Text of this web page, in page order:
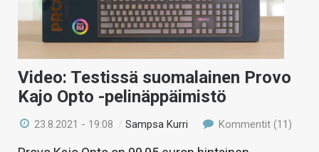
Video: Testissä suomalainen Provo
Kajo Opto -pelinäppäimistö
23.8.2021 - 19:08 /Sampsa Kurri Kommentit (11)